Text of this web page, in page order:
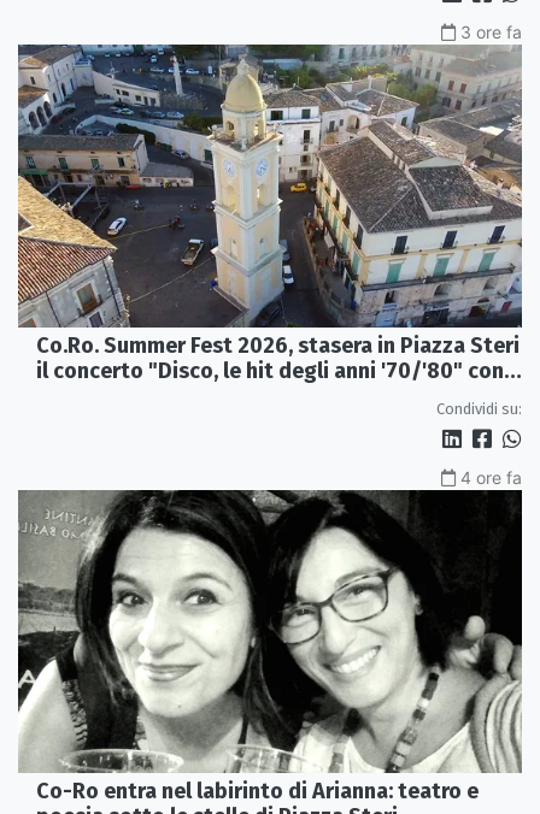
3 ore fa
Co.Ro. Summer Fest 2026, stasera in Piazza Steri
il concerto "Disco, le hit degli anni '70/'80" con
Condividi su:
4 ore fa
Co-Ro entra nel labirinto di Arianna: teatro e